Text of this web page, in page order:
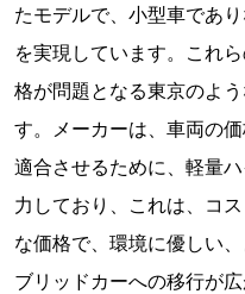
たモデルで、小型車であ
を実現しています。これ
格が問題となる東京のよ
す。メーカーは、車両の
適合させるために、軽量
力しており、これは、コ
な価格で、環境に優しい
ブリッドカーへの移行が